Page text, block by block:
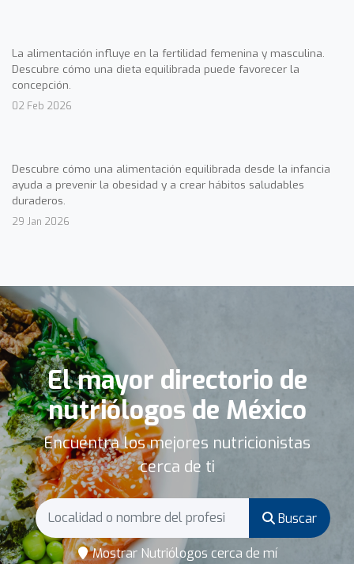
La alimentación influye en la fertilidad femenina y masculina.
Descubre cómo una dieta equilibrada puede favorecer la
concepción.
02 Feb 2026
Descubre cómo una alimentación equilibrada desde la infancia
ayuda a prevenir la obesidad y a crear hábitos saludables
duraderos.
29 Jan 2026
El mayor directorio de
nutriólogos de México
Encuentra los mejores nutricionistas
cerca de ti
Buscar
Mostrar Nutriólogos cerca de mí